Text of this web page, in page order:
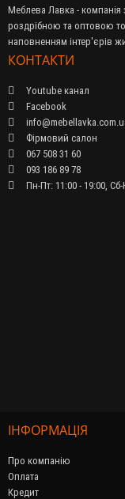
Меблева Лавка - компанія
роздрібною та оптовою
наповненням інтер'єрів
КОНТАКТИ
Youtube канал
Facebook
Фірмовий салон
067 508 31 60
093 186 89 78
Пн-Пт: 11:00 - 19:00,
ІНФОРМАЦІЯ
Про компанію
Оплата
Кредит